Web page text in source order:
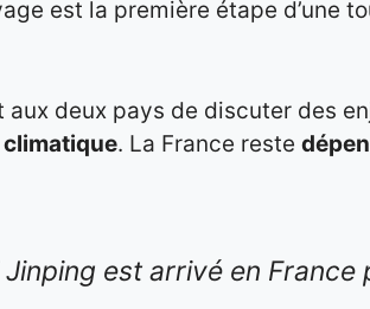
est la première étape d’une
aux deux pays de discuter des
. La France reste
est arrivé en